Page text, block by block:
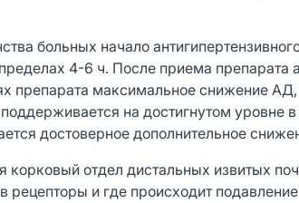
больных начало
4-6 ч. После приема препарата
препарата максимальное снижение АД,
на достигнутом уровне
достоверное дополнительное
отдел дистальных извитых
и где происходит